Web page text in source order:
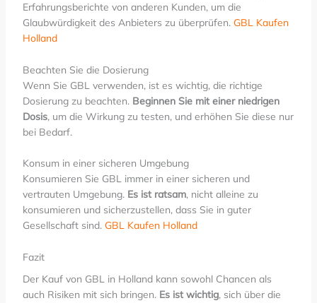
Erfahrungsberichte von anderen Kunden, um die
Glaubwürdigkeit des Anbieters zu überprüfen. GBL Kaufen
Holland
Beachten Sie die Dosierung
Wenn Sie GBL verwenden, ist es wichtig, die richtige
Dosierung zu beachten. Beginnen Sie mit einer niedrigen
Dosis, um die Wirkung zu testen, und erhöhen Sie diese nur
bei Bedarf.
Konsum in einer sicheren Umgebung
Konsumieren Sie GBL immer in einer sicheren und
vertrauten Umgebung. Es ist ratsam, nicht alleine zu
konsumieren und sicherzustellen, dass Sie in guter
Gesellschaft sind. GBL Kaufen Holland
Fazit
Der Kauf von GBL in Holland kann sowohl Chancen als
auch Risiken mit sich bringen. Es ist wichtig, sich über die